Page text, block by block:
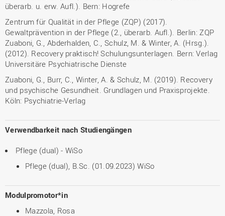
überarb. u. erw. Aufl.). Bern: Hogrefe
Zentrum für Qualität in der Pflege (ZQP) (2017).
Gewaltprävention in der Pflege (2., überarb. Aufl.). Berlin: ZQP
Zuaboni, G., Abderhalden, C., Schulz, M. & Winter, A. (Hrsg.).
(2012). Recovery praktisch! Schulungsunterlagen. Bern: Verlag
Universitäre Psychiatrische Dienste
Zuaboni, G., Burr, C., Winter, A. & Schulz, M. (2019). Recovery
und psychische Gesundheit. Grundlagen und Praxisprojekte.
Köln: Psychiatrie-Verlag
Verwendbarkeit nach Studiengängen
Pflege (dual) - WiSo
Pflege (dual), B.Sc. (01.09.2023) WiSo
Modulpromotor*in
Mazzola, Rosa